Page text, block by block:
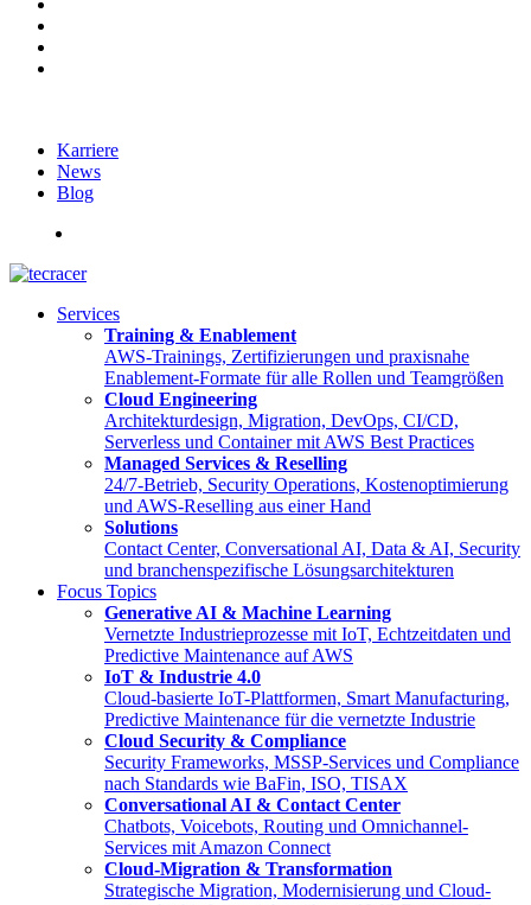
Karriere
News
Blog
Services
Training & Enablement
AWS-Trainings, Zertifizierungen und praxisnahe
Enablement-Formate für alle Rollen und Teamgrößen
Cloud Engineering
Architekturdesign, Migration, DevOps, CI/CD,
Serverless und Container mit AWS Best Practices
Managed Services & Reselling
24/7-Betrieb, Security Operations, Kostenoptimierung
und AWS-Reselling aus einer Hand
Solutions
Contact Center, Conversational AI, Data & AI, Security
und branchenspezifische Lösungsarchitekturen
Focus Topics
Generative AI & Machine Learning
Vernetzte Industrieprozesse mit IoT, Echtzeitdaten und
Predictive Maintenance auf AWS
IoT & Industrie 4.0
Cloud-basierte IoT-Plattformen, Smart Manufacturing,
Predictive Maintenance für die vernetzte Industrie
Cloud Security & Compliance
Security Frameworks, MSSP-Services und Compliance
nach Standards wie BaFin, ISO, TISAX
Conversational AI & Contact Center
Chatbots, Voicebots, Routing und Omnichannel-
Services mit Amazon Connect
Cloud-Migration & Transformation
Strategische Migration, Modernisierung und Cloud-